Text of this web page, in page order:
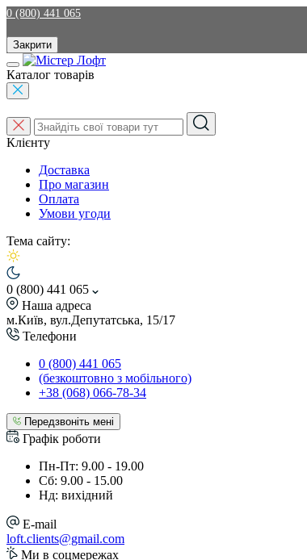
0 (800) 441 065
Закрити
Каталог товарів
Клієнту
Доставка
Про магазин
Оплата
Умови угоди
Тема сайту:
0 (800) 441 065
Наша адреса
м.Київ, вул.Депутатська, 15/17
Телефони
0 (800) 441 065
(безкоштовно з мобільного)
+38 (068) 066-78-34
Передзвоніть мені
Графік роботи
Пн-Пт: 9.00 - 19.00
Сб: 9.00 - 15.00
Нд: вихідний
E-mail
loft.clients@gmail.com
Ми в соцмережах